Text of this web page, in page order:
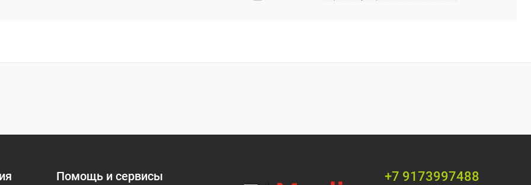
Помощь и сервисы +7 9173997488